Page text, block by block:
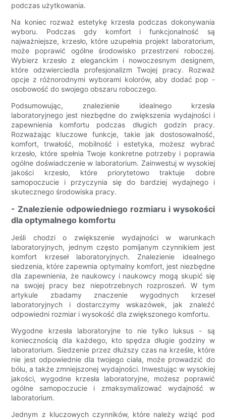
podczas użytkowania.
Na koniec rozważ estetykę krzesła podczas dokonywania
wyboru. Podczas gdy komfort i funkcjonalność są
najważniejsze, krzesło, które uzupełnia projekt laboratorium,
może poprawić ogólne środowisko przestrzeni roboczej.
Wybierz krzesło z eleganckim i nowoczesnym designem,
które odzwierciedla profesjonalizm Twojej pracy. Rozważ
opcje z różnorodnymi wyborami kolorów, aby dodać pop -
osobowość do swojego obszaru roboczego.
Podsumowując, znalezienie idealnego krzesła
laboratoryjnego jest niezbędne do zwiększenia wydajności i
zapewnienia komfortu podczas długich godzin pracy.
Rozważając kluczowe funkcje, takie jak dostosowalność,
komfort, trwałość, mobilność i estetyka, możesz wybrać
krzesło, które spełnia Twoje konkretne potrzeby i poprawia
ogólne doświadczenie w laboratorium. Zainwestuj w wysokiej
jakości krzesło, które priorytetowo traktuje dobre
samopoczucie i przyczynia się do bardziej wydajnego i
skutecznego środowiska pracy.
- Znalezienie odpowiedniego rozmiaru i wysokości
dla optymalnego komfortu
Jeśli chodzi o zwiększenie wydajności w warunkach
laboratoryjnych, jednym często pomijanym czynnikiem jest
komfort krzeseł laboratoryjnych. Znalezienie idealnego
siedzenia, które zapewnia optymalny komfort, jest niezbędne
dla zapewnienia, że ​​naukowcy i naukowcy mogą skupić się
na swojej pracy bez niepotrzebnych rozproszeń. W tym
artykule zbadamy znaczenie wygodnych krzeseł
laboratoryjnych i dostarczymy wskazówek, jak znaleźć
odpowiedni rozmiar i wysokość dla zwiększonego komfortu.
Wygodne krzesła laboratoryjne to nie tylko luksus - są
koniecznością dla każdego, kto spędza długie godziny w
laboratorium. Siedzenie przez dłuższy czas na krześle, które
nie jest odpowiednie dla twojego ciała, może prowadzić do
bólu, a także zmniejszonej wydajności. Inwestując w wysokiej
jakości, wygodne krzesła laboratoryjne, możesz poprawić
ogólne samopoczucie i zmaksymalizować wydajność w
laboratorium.
Jednym z kluczowych czynników, które należy wziąć pod